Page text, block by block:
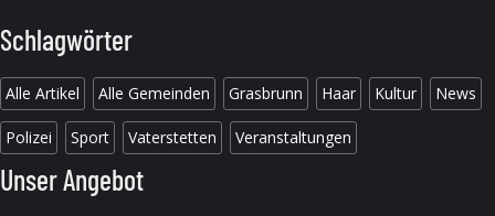
Schlagwörter
Alle Artikel Alle Gemeinden Grasbrunn Haar Kultur News
Polizei Sport Vaterstetten Veranstaltungen
Unser Angebot